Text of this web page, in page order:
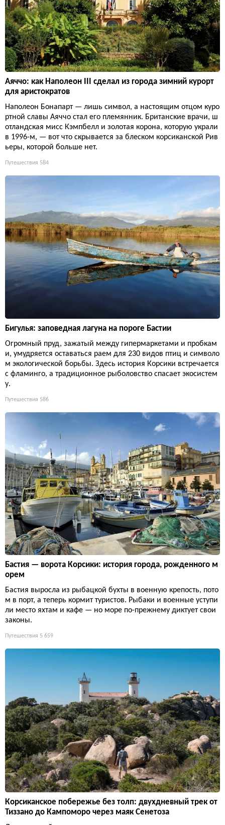
Аяччо: как Наполеон III сделал из города зимний курорт
для аристократов
Наполеон Бонапарт — лишь символ, а настоящим отцом куро
ртной славы Аяччо стал его племянник. Британские врачи, ш
отландская мисс Кэмпбелл и золотая корона, которую украли
в 1996-м, — вот что скрывается за блеском корсиканской Рив
ьеры, которой больше нет.
Путешествия 584
Бигулья: заповедная лагуна на пороге Бастии
Огромный пруд, зажатый между гипермаркетами и пробкам
и, умудряется оставаться раем для 230 видов птиц и символо
м экологической борьбы. Здесь история Корсики встречается
с фламинго, а традиционное рыболовство спасает экосистем
у.
Путешествия 586
Бастия — ворота Корсики: история города, рожденного м
орем
Бастия выросла из рыбацкой бухты в военную крепость, пото
м в порт, а теперь кормит туристов. Рыбаки и военные уступи
ли место яхтам и кафе — но море по-прежнему диктует свои
законы.
Путешествия 5 659
Корсиканское побережье без толп: двухдневный трек от
Тиззано до Кампоморо через маяк Сенетоза